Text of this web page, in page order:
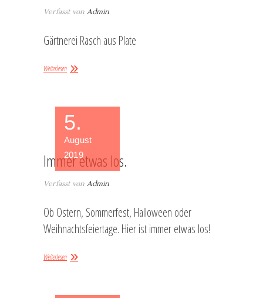
Verfasst von Admin
Gärtnerei Rasch aus Plate
Weiterlesen
5.
August
2019
Immer etwas los.
Verfasst von Admin
Ob Ostern, Sommerfest, Halloween oder
Weihnachtsfeiertage. Hier ist immer etwas los!
Weiterlesen